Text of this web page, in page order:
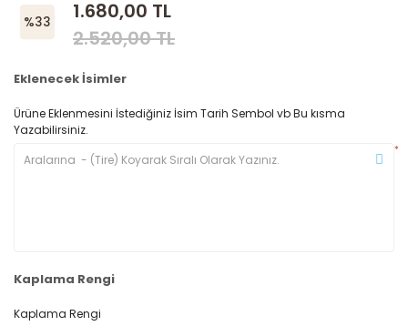
%33
1.680,00 TL
2.520,00 TL
Eklenecek İsimler
Ürüne Eklenmesini İstediğiniz İsim Tarih Sembol vb Bu kısma
Yazabilirsiniz.
*
Kaplama Rengi
Kaplama Rengi